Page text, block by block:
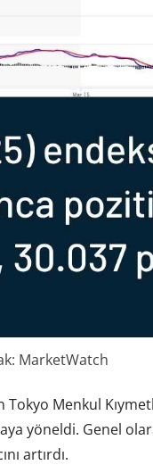
MarketWatch
Menkul
yöneldi. Genel
artırdı.